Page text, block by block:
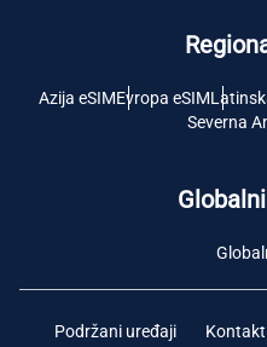
Azija eSIMEvropa eSIM
Severna
Podržani uređaji